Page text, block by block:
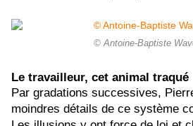
© Antoine-Baptiste
Le travailleur, cet animal traqué
Par gradations successives,
moindres détails de ce système